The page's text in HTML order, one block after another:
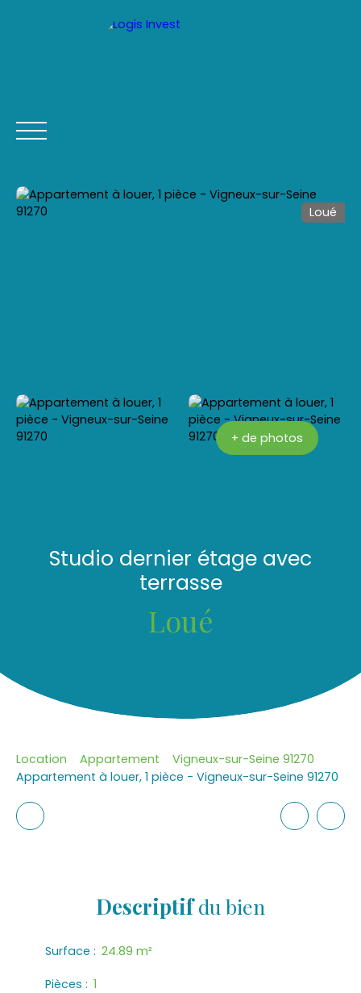
CONTACT
Loué
+ de photos
Studio dernier étage avec
terrasse
Loué
Location Appartement
Vigneux-sur-Seine 91270
Appartement à louer, 1 pièce - Vigneux-sur-Seine 91270
Descriptifdu bien
Surface : 24.89 m²
Pièces : 1